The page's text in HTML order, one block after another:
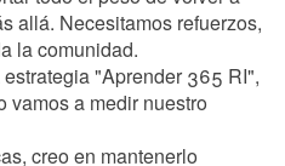
allá. Necesitamos refuerzos,
la comunidad.
"Aprender 365 RI",
vamos a medir nuestro
creo en mantenerlo